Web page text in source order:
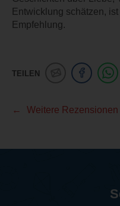
Entwicklung schätzen,
Empfehlung.
TEILEN
Weitere Rezensionen